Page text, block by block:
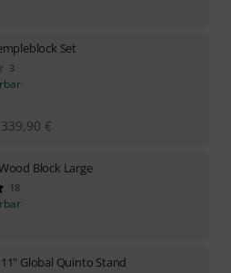
Set
3
339,90 €
Block Large
18
11" Global Quinto Stand